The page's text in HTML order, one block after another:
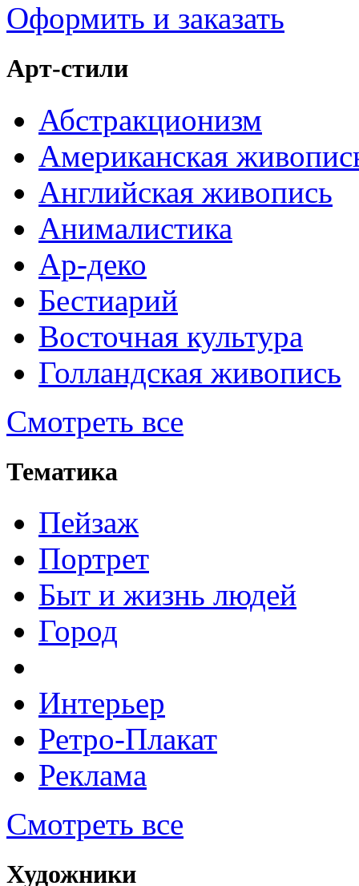
Оформить и заказать
Арт-стили
Абстракционизм
Американская
Английская живопись
Анималистика
Ар-деко
Бестиарий
Восточная культура
Голландская живопись
Смотреть все
Тематика
Пейзаж
Портрет
Быт и жизнь людей
Город
Интерьер
Ретро-Плакат
Реклама
Смотреть все
Художники